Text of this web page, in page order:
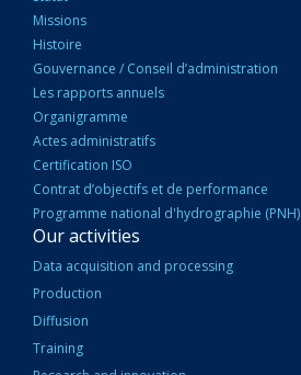
Missions
Histoire
Gouvernance / Conseil d’administration
Les rapports annuels
Organigramme
Actes administratifs
Certification ISO
Contrat d’objectifs et de performance
Programme national d'hydrographie (PNH)
Our activities
Data acquisition and processing
Production
Diffusion
Training